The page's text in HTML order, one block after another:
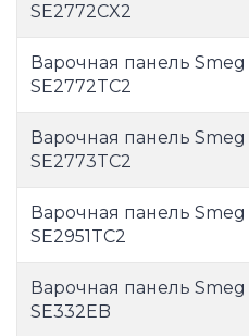
SE2772CX2
Варочная панель Smeg
SE2772TC2
Варочная панель Smeg
SE2773TC2
Варочная панель Smeg
SE2951TC2
Варочная панель Smeg
SE332EB